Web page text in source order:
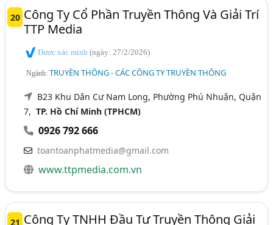
20 Công Ty Cổ Phần Truyền Thông Và Giải Trí
TTP Media
Được xác minh(ngày: 27/2/2026)
Ngành:TRUYỀN THÔNG - CÁC CÔNG TY TRUYỀN THÔNG
B23 Khu Dân Cư Nam Long, Phường Phú Nhuận, Quận
7,TP. Hồ Chí Minh (TPHCM)
0926 792 666
toantoanphatmedia@gmail.com
www.ttpmedia.com.vn
21 Công Ty TNHH Đầu Tư Truyền Thông Giải